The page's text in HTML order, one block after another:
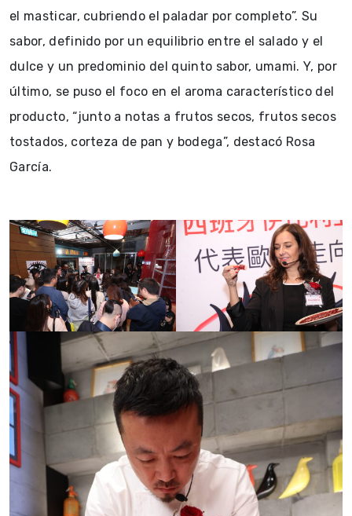
el masticar, cubriendo el paladar por completo”. Su
sabor, definido por un equilibrio entre el salado y el
dulce y un predominio del quinto sabor, umami. Y, por
último, se puso el foco en el aroma característico del
producto, “junto a notas a frutos secos, frutos secos
tostados, corteza de pan y bodega”, destacó Rosa
García.